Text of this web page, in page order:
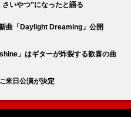
いやつ”になったと語る
曲「Daylight Dreaming」公開
」はギターが炸裂する歓喜の曲
来日公演が決定